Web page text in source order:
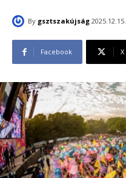
By gsztszakújság 2025.12.15.
Facebook X